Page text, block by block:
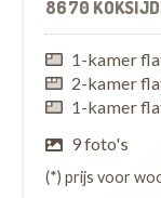
8670
1-kamer
2-kamer
1-kamer
9 foto's
(*) prijs voor